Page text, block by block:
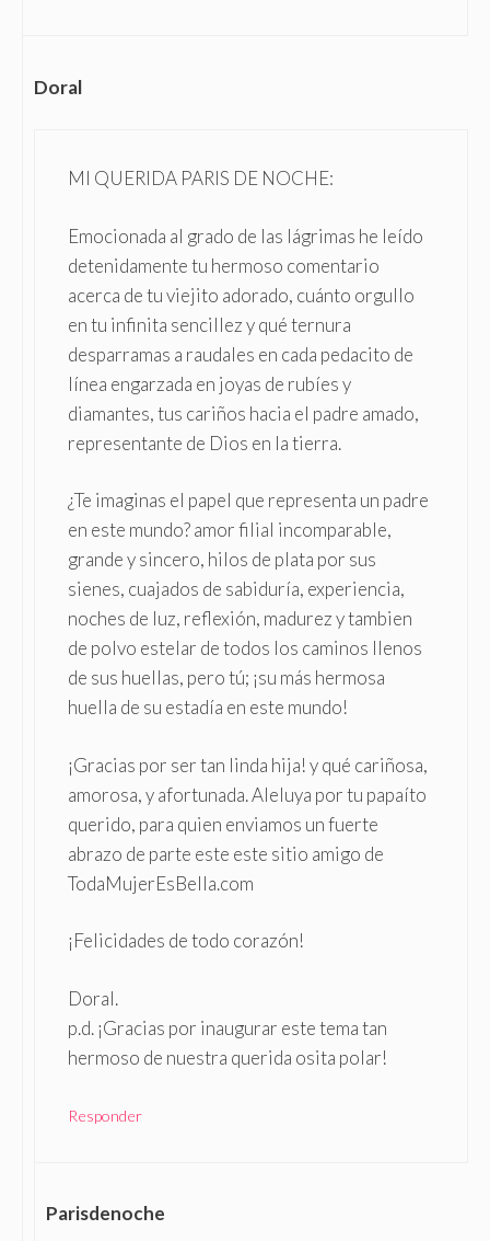
Doral
MI QUERIDA PARIS DE NOCHE:
Emocionada al grado de las lágrimas he leído
detenidamente tu hermoso comentario
acerca de tu viejito adorado, cuánto orgullo
en tu infinita sencillez y qué ternura
desparramas a raudales en cada pedacito de
línea engarzada en joyas de rubíes y
diamantes, tus cariños hacia el padre amado,
representante de Dios en la tierra.
¿Te imaginas el papel que representa un padre
en este mundo? amor filial incomparable,
grande y sincero, hilos de plata por sus
sienes, cuajados de sabiduría, experiencia,
noches de luz, reflexión, madurez y tambien
de polvo estelar de todos los caminos llenos
de sus huellas, pero tú; ¡su más hermosa
huella de su estadía en este mundo!
¡Gracias por ser tan linda hija! y qué cariñosa,
amorosa, y afortunada. Aleluya por tu papaíto
querido, para quien enviamos un fuerte
abrazo de parte este este sitio amigo de
TodaMujerEsBella.com
¡Felicidades de todo corazón!
Doral.
p.d. ¡Gracias por inaugurar este tema tan
hermoso de nuestra querida osita polar!
Responder
Parisdenoche